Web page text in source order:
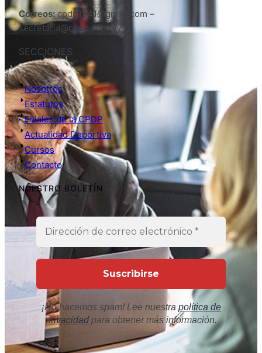
Correos:cpdp1941@gmail.com –
secretaria@cpdp.com.py
SECCIONES
Nosotros
Estatutos
Filiales de la CPDP
Actualidad Deportiva
Cursos
Contacto
NUESTRO BOLETÍN
¡No hacemos spam! Lee nuestra política de
privacidadpara obtener más información.